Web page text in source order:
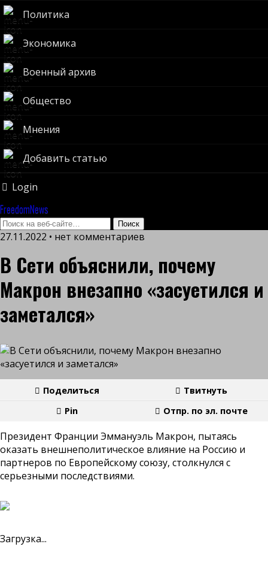
Политика
Экономика
Военный архив
Общество
Мнения
Добавить статью
Login
FreedomNews
27.11.2022 • нет комментариев
В Сети объяснили, почему
Макрон внезапно «засуетился и
заметался»
Поделиться
Твитнуть
Pin
Отпр. по эл. почте
Президент Франции Эммануэль Макрон, пытаясь
оказать внешнеполитическое влияние на Россию и
партнеров по Европейскому союзу, столкнулся с
серьезными последствиями.
Загрузка...